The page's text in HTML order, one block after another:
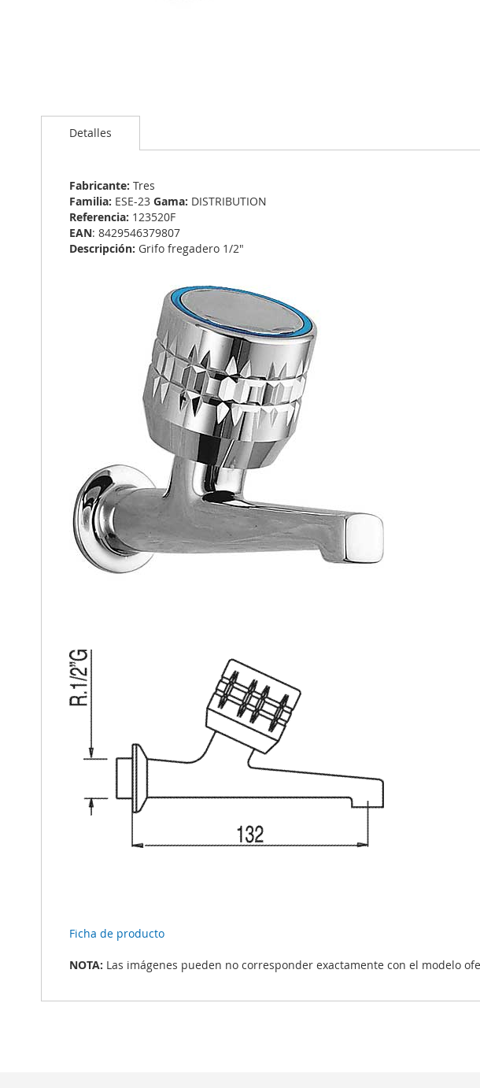
al
comienzo
galería
imágenes
Detalles
Fabricante: Tres
Familia: ESE-23 Gama: DISTRIBUTION
Referencia: 123520F
EAN: 8429546379807
Descripción: Grifo fregadero 1/2"
Ficha de producto
NOTA: Las imágenes pueden no corresponder exactamente con el modelo